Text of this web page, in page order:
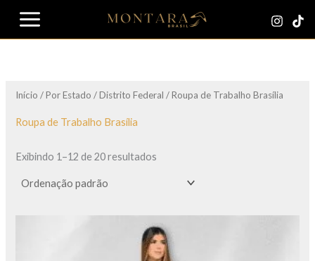
para
Início /Por Estado /Distrito Federal / Roupa de Trabalho Brasília
Roupa de Trabalho Brasília
Exibindo 1–12 de 20 resultados